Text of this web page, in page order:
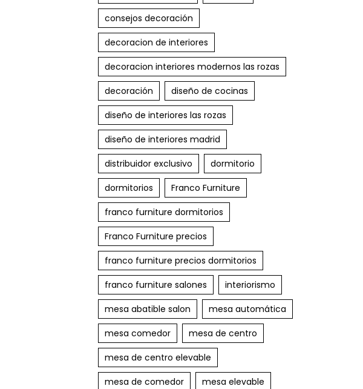
consejos decoración
decoracion de interiores
decoracion interiores modernos las rozas
decoración
diseño de cocinas
diseño de interiores las rozas
diseño de interiores madrid
distribuidor exclusivo
dormitorio
dormitorios
Franco Furniture
franco furniture dormitorios
Franco Furniture precios
franco furniture precios dormitorios
franco furniture salones
interiorismo
mesa abatible salon
mesa automática
mesa comedor
mesa de centro
mesa de centro elevable
mesa de comedor
mesa elevable